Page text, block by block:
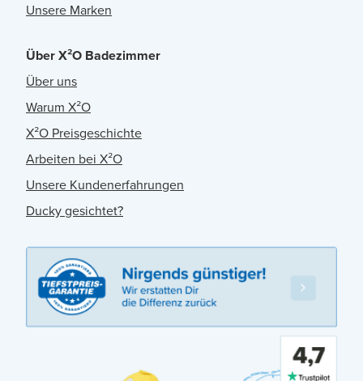
Unsere Marken
Über X²O Badezimmer
Über uns
Warum X²O
X²O Preisgeschichte
Arbeiten bei X²O
Unsere Kundenerfahrungen
Ducky gesichtet?